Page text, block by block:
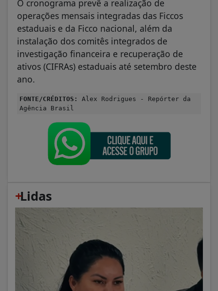
O cronograma prevê a realização de
operações mensais integradas das Ficcos
estaduais e da Ficco nacional, além da
instalação dos comitês integrados de
investigação financeira e recuperação de
ativos (CIFRAs) estaduais até setembro deste
ano.
FONTE/CRÉDITOS:
Alex Rodrigues - Repórter da
Agência Brasil
+
Lidas